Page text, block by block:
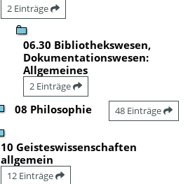
2 Einträge
06.30 Bibliothekswesen,
Dokumentationswesen:
Allgemeines
2 Einträge
08 Philosophie 48 Einträge
10 Geisteswissenschaften
allgemein
12 Einträge